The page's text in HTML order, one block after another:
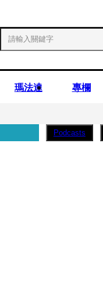
瑪法達 專欄
Podcasts